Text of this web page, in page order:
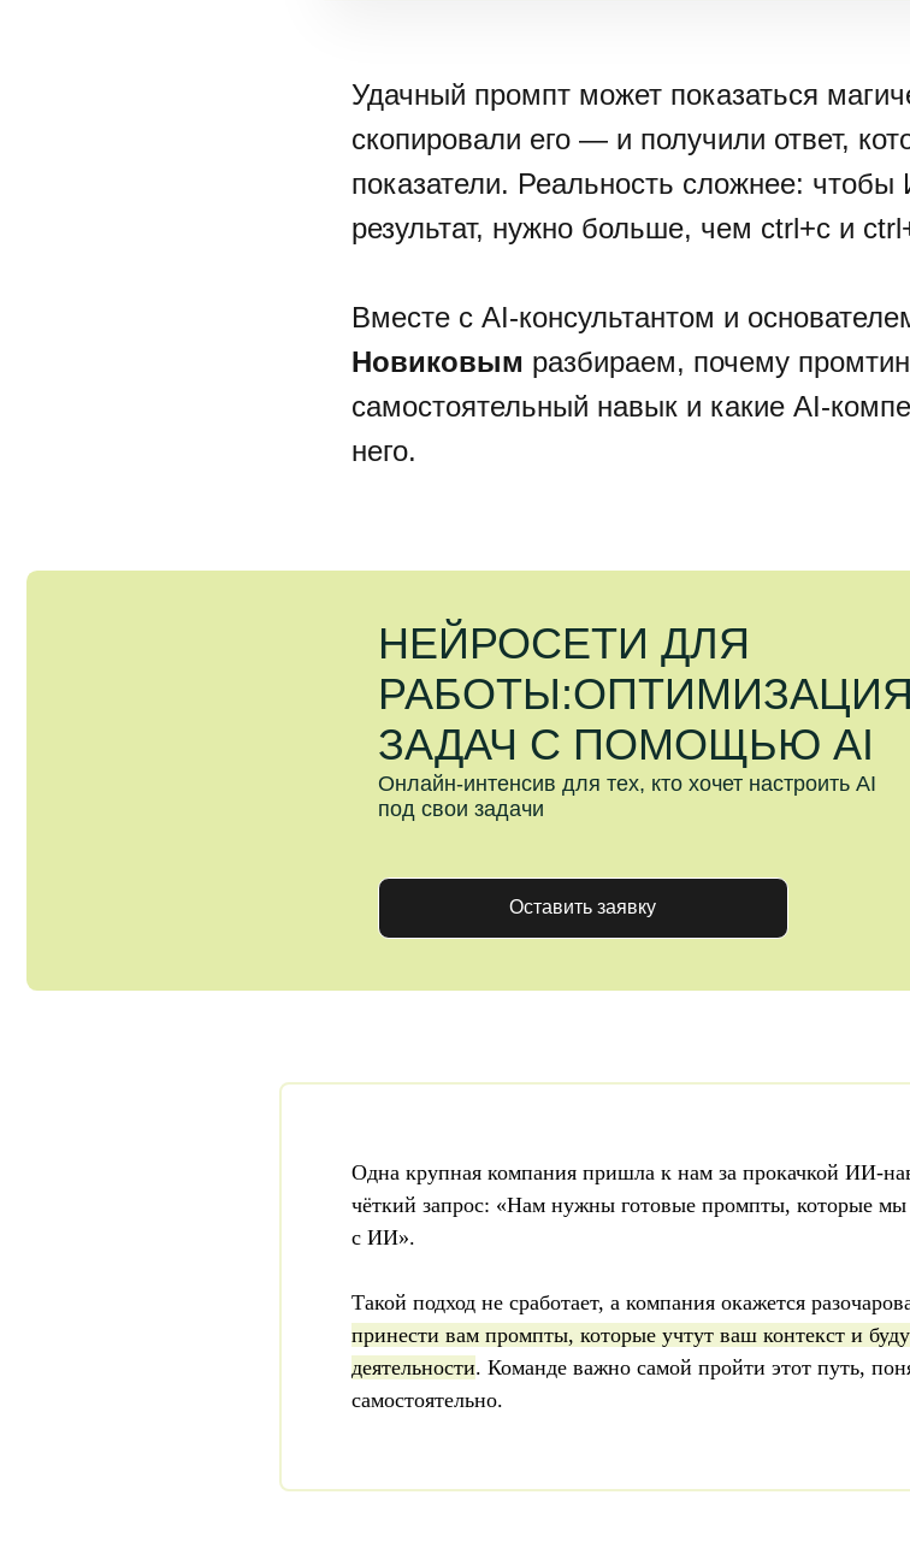
Удачный промпт может показаться
скопировали его — и получили ответ,
показатели. Реальность сложнее:
результат, нужно больше, чем ctrl+c и
Вместе с AI-консультантом и
Новиковым разбираем, почему
самостоятельный навык и какие AI-
него.
НЕЙРОСЕТИ ДЛЯ
ЗАДАЧ С ПОМОЩЬЮ AI
под свои задачи
Оставить заявку
Одна крупная компания пришла к нам за прокачкой ИИ-
чёткий запрос: «Нам нужны готовые промпты, которые мы
с ИИ».
Такой подход не сработает, а компания окажется
принести вам промпты, которые учтут ваш контекст и
деятельности. Команде важно самой пройти этот путь,
самостоятельно.